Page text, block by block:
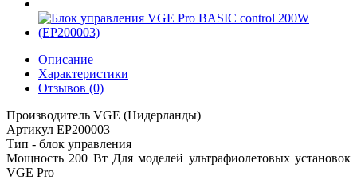
Описание
Характеристики
Отзывов (0)
Производитель VGE (Нидерланды)
Артикул EP200003
Тип - блок управления
Мощность 200 Вт Для моделей ультрафиолетовых установок
VGE Pro